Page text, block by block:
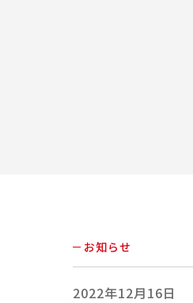
お知らせ
2022年12月16日